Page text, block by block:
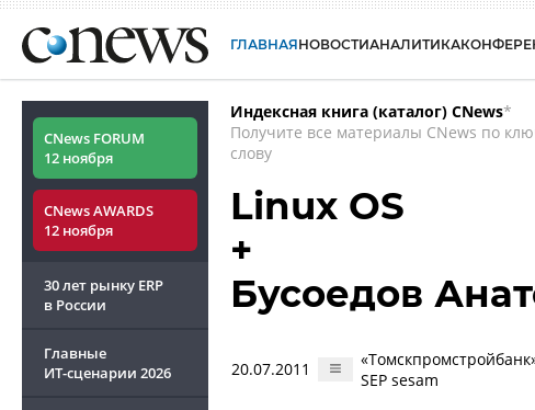
ГЛАВНАЯНОВОСТИАНАЛИТИКА
CNews FORUM
12 ноября
CNews AWARDS
12 ноября
30 лет рынку ERP
в России
Главные
ИТ-сценарии 2026
Индексная книга (каталог) CNews*
Получите все материалы CNews по
слову
Linux OS
+
Бусоедов
20.07.2011
SEP sesam